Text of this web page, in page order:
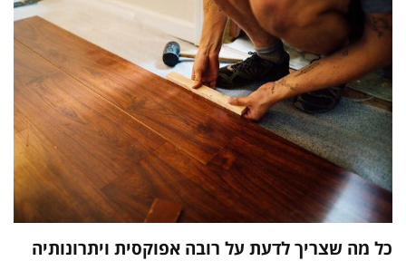
כל מה שצריך לדעת על רובה אפוקסית ויתרונותיה